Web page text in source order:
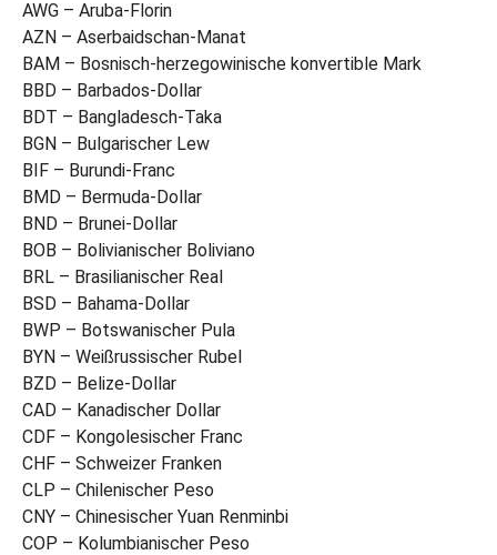
AWG – Aruba-Florin
AZN – Aserbaidschan-Manat
BAM – Bosnisch-herzegowinische konvertible Mark
BBD – Barbados-Dollar
BDT – Bangladesch-Taka
BGN – Bulgarischer Lew
BIF – Burundi-Franc
BMD – Bermuda-Dollar
BND – Brunei-Dollar
BOB – Bolivianischer Boliviano
BRL – Brasilianischer Real
BSD – Bahama-Dollar
BWP – Botswanischer Pula
BYN – Weißrussischer Rubel
BZD – Belize-Dollar
CAD – Kanadischer Dollar
CDF – Kongolesischer Franc
CHF – Schweizer Franken
CLP – Chilenischer Peso
CNY – Chinesischer Yuan Renminbi
COP – Kolumbianischer Peso